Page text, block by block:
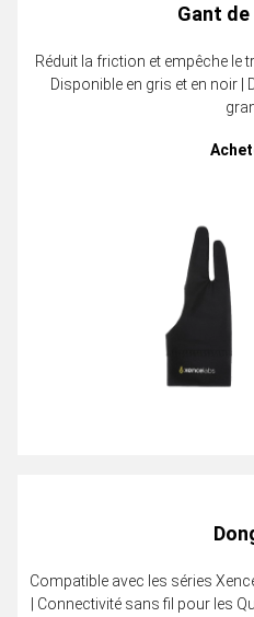
Gant
Réduit la friction et empêche le
Disponible en gris et en noir |
Compatible avec les séries
| Connectivité sans fil pour les